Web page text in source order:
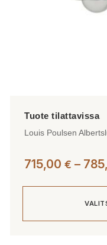
Louis Poulsen
715,00 € –